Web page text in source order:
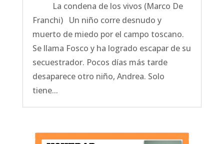
La condena de los vivos (Marco De
Franchi) Un niño corre desnudo y
muerto de miedo por el campo toscano.
Se llama Fosco y ha logrado escapar de su
secuestrador. Pocos días más tarde
desaparece otro niño, Andrea. Solo
tiene...